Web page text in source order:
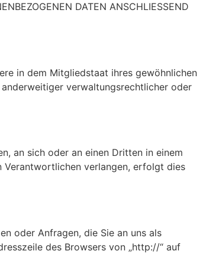
DATEN ANSCHLIESSEND
in dem Mitgliedstaat ihres gewöhnlichen
verwaltungsrechtlicher oder
an sich oder an einen Dritten in einem
Verantwortlichen verlangen, erfolgt dies
oder Anfragen, die Sie an uns als
des Browsers von „http://“ auf